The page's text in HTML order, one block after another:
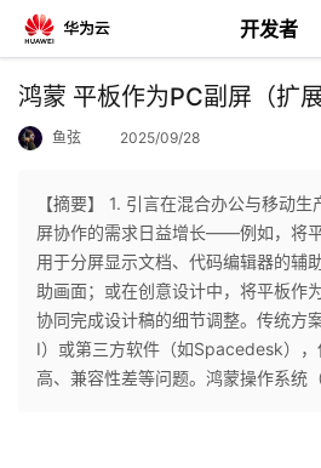
开发者
返
个
人
我
鸿蒙 平板作为PC副屏（扩
鱼弦 2025/09/28
【摘要】 1. 引言在混合办公与移动
屏协作的需求日益增长——例如，将平
用于分屏显示文档、代码编辑器的辅
助画面；或在创意设计中，将平板作
协同完成设计稿的细节调整。传统方
I）或第三方软件（如Spacedesk）
高、兼容性差等问题。鸿蒙操作系统